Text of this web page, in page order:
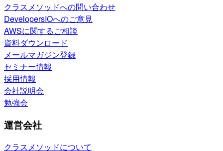
クラスメソッドへの問い合わせ
DevelopersIOへのご意見
AWSに関するご相談
資料ダウンロード
メールマガジン登録
セミナー情報
採用情報
会社説明会
勉強会
運営会社
クラスメソッドについて